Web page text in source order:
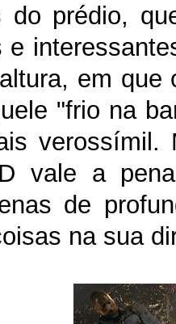
do prédio,
e
em que
"frio na
verossímil.
vale a
de
na sua